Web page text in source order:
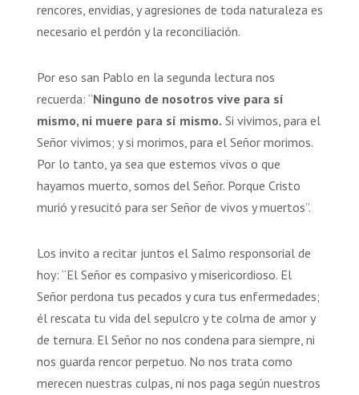
rencores, envidias, y agresiones de toda naturaleza es
necesario el perdón y la reconciliación.
Por eso san Pablo en la segunda lectura nos
recuerda: “Ninguno de nosotros vive para sí
mismo, ni muere para sí mismo. Si vivimos, para el
Señor vivimos; y si morimos, para el Señor morimos.
Por lo tanto, ya sea que estemos vivos o que
hayamos muerto, somos del Señor. Porque Cristo
murió y resucitó para ser Señor de vivos y muertos”.
Los invito a recitar juntos el Salmo responsorial de
hoy: “El Señor es compasivo y misericordioso. El
Señor perdona tus pecados y cura tus enfermedades;
él rescata tu vida del sepulcro y te colma de amor y
de ternura. El Señor no nos condena para siempre, ni
nos guarda rencor perpetuo. No nos trata como
merecen nuestras culpas, ni nos paga según nuestros